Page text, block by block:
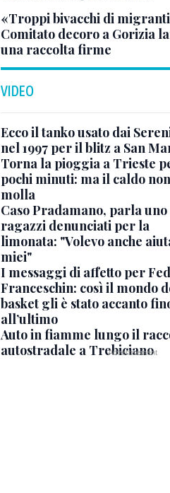
«Troppi bivacchi di
Comitato decoro a Gorizia
una raccolta firme
VIDEO
Ecco il tanko usato dai
nel 1997 per il blitz a San
Torna la pioggia a Trieste
pochi minuti: ma il caldo non
molla
Caso Pradamano, parla
ragazzi denunciati per la
limonata: "Volevo anche
miei"
I messaggi di affetto per
Franceschin: così il mondo
basket gli è stato accanto
all’ultimo
Auto in fiamme lungo il
autostradale a Trebiciano